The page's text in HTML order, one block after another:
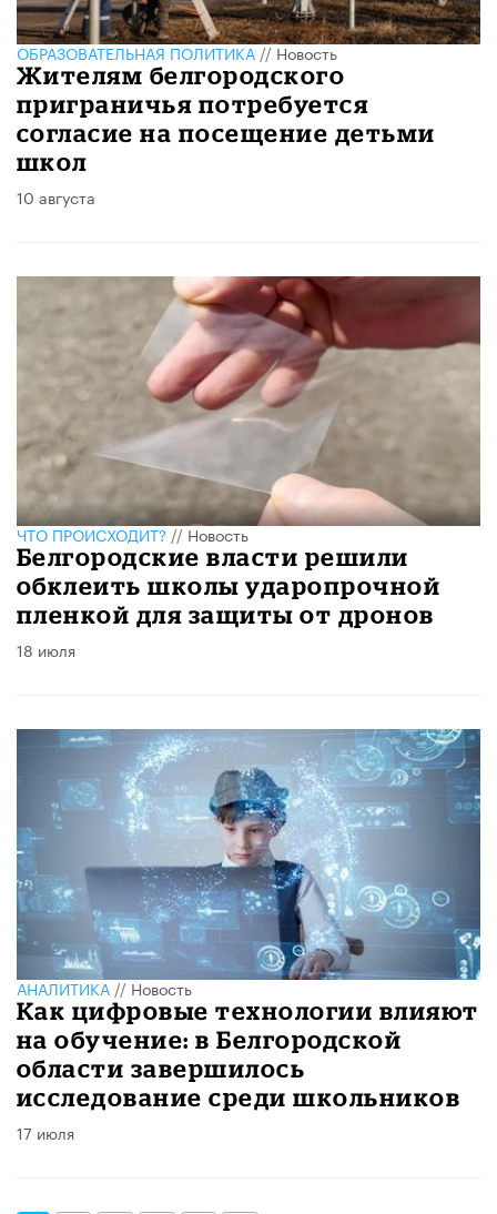
ОБРАЗОВАТЕЛЬНАЯ ПОЛИТИКА//Новость
Жителям белгородского
приграничья потребуется
согласие на посещение детьми
школ
10 августа
ЧТО ПРОИСХОДИТ?//Новость
Белгородские власти решили
обклеить школы ударопрочной
пленкой для защиты от дронов
18 июля
АНАЛИТИКА//Новость
Как цифровые технологии влияют
на обучение: в Белгородской
области завершилось
исследование среди школьников
17 июля